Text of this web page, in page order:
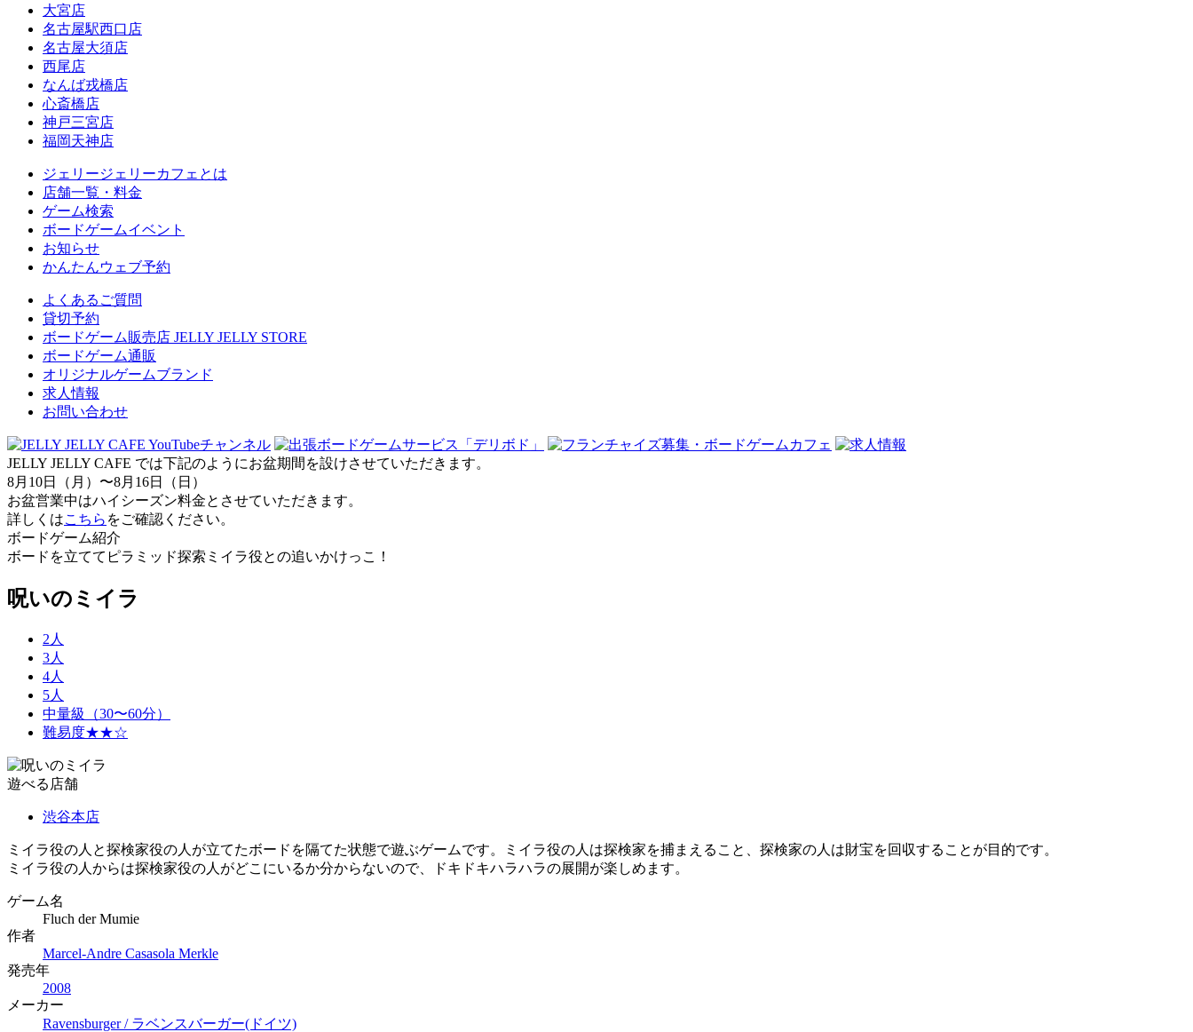
大宮店
名古屋駅西口店
名古屋大須店
西尾店
なんば戎橋店
心斎橋店
神戸三宮店
福岡天神店
ジェリージェリーカフェとは
店舗一覧・料金
ゲーム検索
ボードゲームイベント
お知らせ
かんたんウェブ予約
よくあるご質問
貸切予約
ボードゲーム販売店 JELLY JELLY STORE
ボードゲーム通販
オリジナルゲームブランド
求人情報
お問い合わせ
JELLY JELLY CAFE では下記のようにお盆期間を設けさせていただきます。
8月10日（月）〜8月16日（日）
お盆営業中はハイシーズン料金とさせていただきます。
詳しくはこちら をご確認ください。
ボードゲーム紹介
ボードを立ててピラミッド探索ミイラ役との追いかけっこ！
呪いのミイラ
2人
3人
4人
5人
中量級（30〜60分）
難易度★★☆
遊べる店舗
渋谷本店
ミイラ役の人と探検家役の人が立てたボードを隔てた状態で遊ぶゲームです。ミイラ役の人は探検家を捕まえること、探検家の人は財宝を回収することが目的です。
ミイラ役の人からは探検家役の人がどこにいるか分からないので、ドキドキハラハラの展開が楽しめます。
ゲーム名
Fluch der Mumie
作者
Marcel-Andre Casasola Merkle
発売年
2008
メーカー
Ravensburger / ラベンスバーガー(ドイツ)